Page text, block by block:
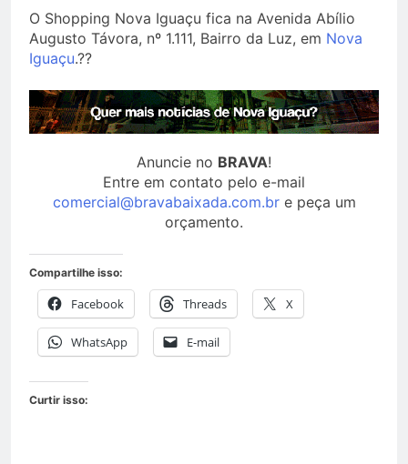
O Shopping Nova Iguaçu fica na Avenida Abílio
Augusto Távora, nº 1.111, Bairro da Luz, em Nova
Iguaçu.??
Anuncie no BRAVA!
Entre em contato pelo e-mail
comercial@bravabaixada.com.bre peça um
orçamento.
Compartilhe isso:
Facebook Threads X
WhatsApp E-mail
Curtir isso: